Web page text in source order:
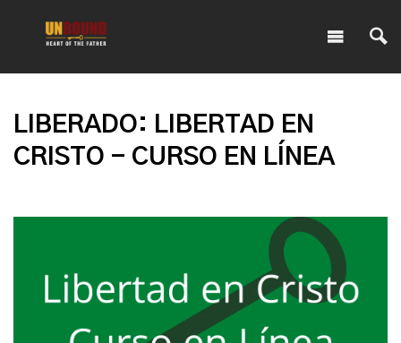
LIBERADO: LIBERTAD EN
CRISTO - CURSO EN LÍNEA